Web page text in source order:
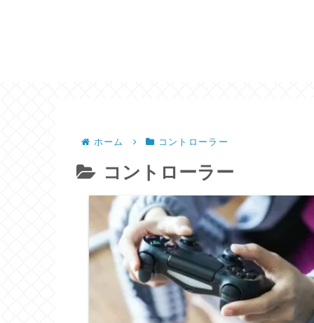
ホーム コントローラー
コントローラー